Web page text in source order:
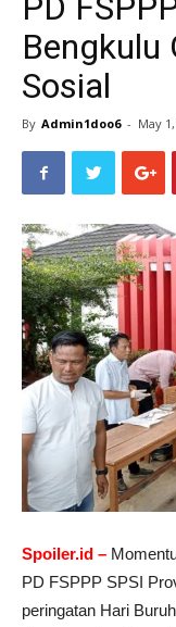
Bengkulu
Sosial
By Admin1doo6 - May
Spoiler.id –
PD FSPPP SPSI
peringatan Hari